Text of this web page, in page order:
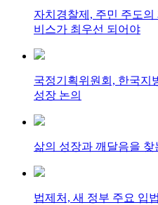
자치경찰제, 주민 주도
비스가 최우선 되어야
국정기획위원회, 한국
성장 논의
삶의 성장과 깨달음을 찾
법제처, 새 정부 주요 입